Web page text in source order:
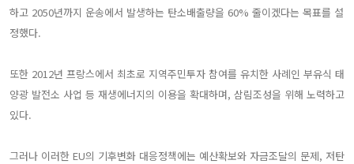
하고 2050년까지 운송에서 발생하는 탄소배출량을 60% 줄이겠다는 목표를 설
정했다.
또한 2012년 프랑스에서 최초로 지역주민투자 참여를 유치한 사례인 부유식 태
양광 발전소 사업 등 재생에너지의 이용을 확대하며, 삼림조성을 위해 노력하고
있다.
그러나 이러한 EU의 기후변화 대응정책에는 예산확보와 자금조달의 문제, 저탄